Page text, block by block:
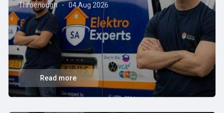
Throenough · 04 Aug 2026
Read more